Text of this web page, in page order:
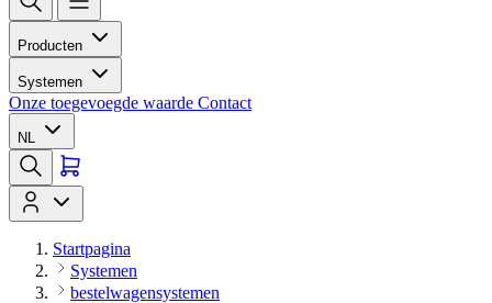
Producten
Systemen
Onze toegevoegde waarde Contact
NL
Startpagina
Systemen
bestelwagensystemen